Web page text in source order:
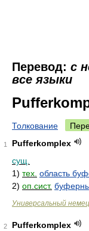
Перевод: с
все языки
Толкование
1
Pufferkomplex
сущ.
1) тех. область
2) оп.сист.
Универсальный
2
Pufferkomplex